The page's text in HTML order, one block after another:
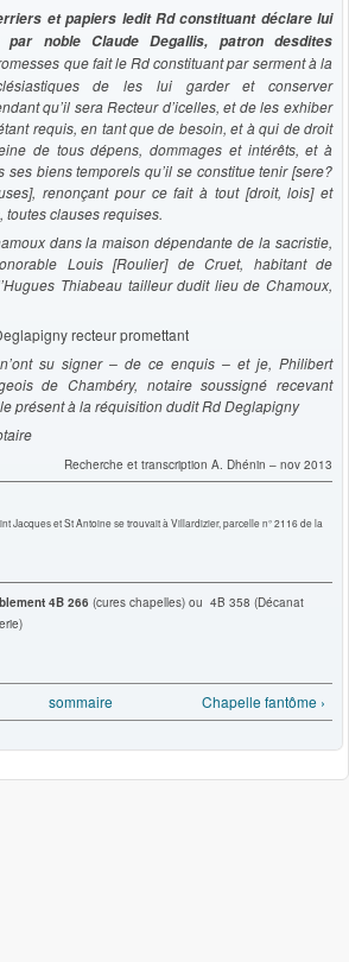
et papiers ledit Rd constituant déclare lui
noble Claude Degallis, patron desdites
que fait le Rd constituant par serment à la
de les lui garder et conserver
qu’il sera Recteur d’icelles, et de les exhiber
requis, en tant que de besoin, et à qui de droit
de tous dépens, dommages et intérêts, et à
ses biens temporels qu’il se constitue tenir [sere?
renonçant pour ce fait à tout [droit, lois] et
toutes clauses requises.
dans la maison dépendante de la sacristie,
Louis [Roulier] de Cruet, habitant de
Thiabeau tailleur dudit lieu de Chamoux,
recteur promettant
su signer – de ce enquis – et je, Philibert
de Chambéry, notaire soussigné recevant
présent à la réquisition dudit Rd Deglapigny
Recherche et transcription A. Dhénin – nov 2013
Jacques et St Antoine se trouvait à Villardizier, parcelle n° 2116 de la
4B 266 (cures chapelles) ou 4B 358 (Décanat
sommaire Chapelle fantôme ›